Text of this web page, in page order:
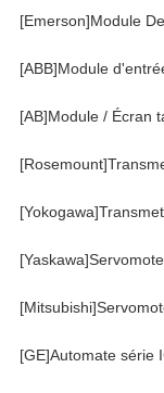
[Emerson]Module
[ABB]Module
[AB]Module / Écran
[GE]Automate série